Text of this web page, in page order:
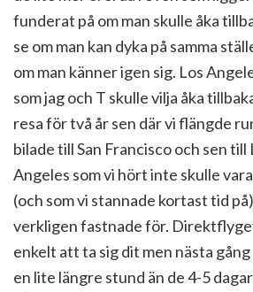
funderat på om man skulle åka
se om man kan dyka på samma
om man känner igen sig. Los
som jag och T skulle vilja åka
resa för två år sen där vi flängde
bilade till San Francisco och sen till
Angeles som vi hört inte skulle
(och som vi stannade kortast tid
verkligen fastnade för.
enkelt att ta sig dit men nästa
en lite längre stund än de 4-5